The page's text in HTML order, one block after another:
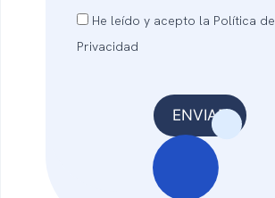
He leído y acepto la Política de
Privacidad